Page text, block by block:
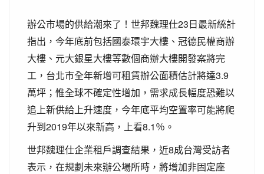
辦公市場的供給潮來了！世邦魏理仕23日最新統計
指出，今年底前包括國泰環宇大樓、冠德民權商辦
大樓、元大銀星大樓等數個商辦大樓開發案將完
工，台北市全年新增可租賃辦公面積估計將達3.9
萬坪；惟全球不確定性增加，需求成長幅度恐難以
追上新供給上升速度，今年底平均空置率可能將爬
升到2019年以來新高，上看8.1％。
世邦魏理仕企業租戶調查結果，近8成台灣受訪者
表示，在規劃未來辦公場所時，將增加非固定座